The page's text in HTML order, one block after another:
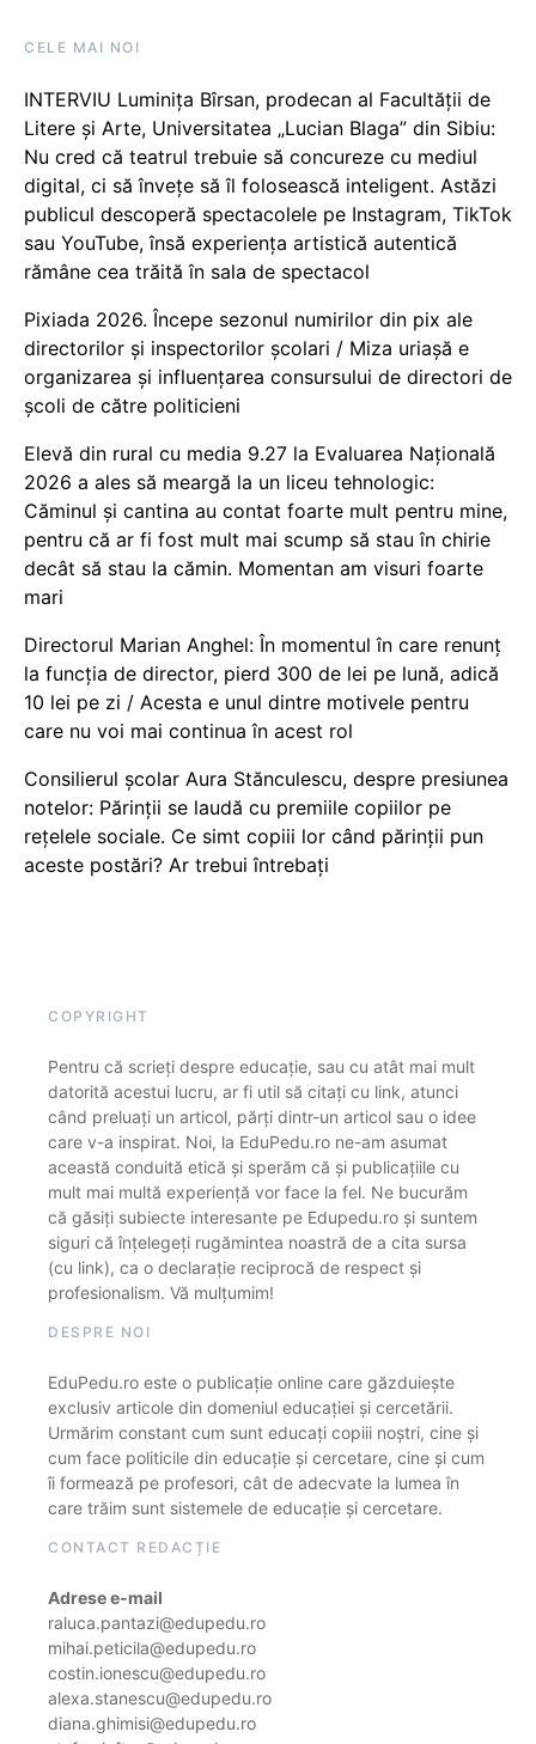
CELE MAI NOI
INTERVIU Luminița Bîrsan, prodecan al Facultății de
Litere și Arte, Universitatea „Lucian Blaga” din Sibiu:
Nu cred că teatrul trebuie să concureze cu mediul
digital, ci să învețe să îl folosească inteligent. Astăzi
publicul descoperă spectacolele pe Instagram, TikTok
sau YouTube, însă experiența artistică autentică
rămâne cea trăită în sala de spectacol
Pixiada 2026. Începe sezonul numirilor din pix ale
directorilor și inspectorilor școlari / Miza uriașă e
organizarea și influențarea consursului de directori de
școli de către politicieni
Elevă din rural cu media 9.27 la Evaluarea Națională
2026 a ales să meargă la un liceu tehnologic:
Căminul și cantina au contat foarte mult pentru mine,
pentru că ar fi fost mult mai scump să stau în chirie
decât să stau la cămin. Momentan am visuri foarte
mari
Directorul Marian Anghel: În momentul în care renunț
la funcția de director, pierd 300 de lei pe lună, adică
10 lei pe zi / Acesta e unul dintre motivele pentru
care nu voi mai continua în acest rol
Consilierul școlar Aura Stănculescu, despre presiunea
notelor: Părinții se laudă cu premiile copiilor pe
rețelele sociale. Ce simt copiii lor când părinții pun
aceste postări? Ar trebui întrebați
COPYRIGHT
Pentru că scrieți despre educație, sau cu atât mai mult
datorită acestui lucru, ar fi util să citați cu link, atunci
când preluați un articol, părți dintr-un articol sau o idee
care v-a inspirat. Noi, la EduPedu.ro ne-am asumat
această conduită etică și sperăm că și publicațiile cu
mult mai multă experiență vor face la fel. Ne bucurăm
că găsiți subiecte interesante pe Edupedu.ro și suntem
siguri că înțelegeți rugămintea noastră de a cita sursa
(cu link), ca o declarație reciprocă de respect și
profesionalism. Vă mulțumim!
DESPRE NOI
EduPedu.ro este o publicație online care găzduiește
exclusiv articole din domeniul educației și cercetării.
Urmărim constant cum sunt educați copiii noștri, cine și
cum face politicile din educație și cercetare, cine și cum
îi formează pe profesori, cât de adecvate la lumea în
care trăim sunt sistemele de educație și cercetare.
CONTACT REDACȚIE
Adrese e-mail
raluca.pantazi@edupedu.ro
mihai.peticila@edupedu.ro
costin.ionescu@edupedu.ro
alexa.stanescu@edupedu.ro
diana.ghimisi@edupedu.ro